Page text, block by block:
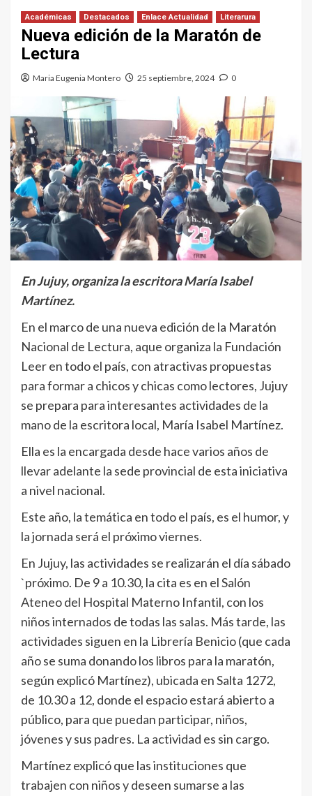
Académicas Destacados Enlace Actualidad Literarura
Nueva edición de la Maratón de
Lectura
Maria Eugenia Montero 25 septiembre, 2024 0
En Jujuy, organiza la escritora María Isabel
Martínez.
En el marco de una nueva edición de la Maratón
Nacional de Lectura, aque organiza la Fundación
Leer en todo el país, con atractivas propuestas
para formar a chicos y chicas como lectores, Jujuy
se prepara para interesantes actividades de la
mano de la escritora local, María Isabel Martínez.
Ella es la encargada desde hace varios años de
llevar adelante la sede provincial de esta iniciativa
a nivel nacional.
Este año, la temática en todo el país, es el humor, y
la jornada será el próximo viernes.
En Jujuy, las actividades se realizarán el día sábado
`próximo. De 9 a 10.30, la cita es en el Salón
Ateneo del Hospital Materno Infantil, con los
niños internados de todas las salas. Más tarde, las
actividades siguen en la Librería Benicio (que cada
año se suma donando los libros para la maratón,
según explicó Martínez), ubicada en Salta 1272,
de 10.30 a 12, donde el espacio estará abierto a
público, para que puedan participar, niños,
jóvenes y sus padres. La actividad es sin cargo.
Martínez explicó que las instituciones que
trabajen con niños y deseen sumarse a las